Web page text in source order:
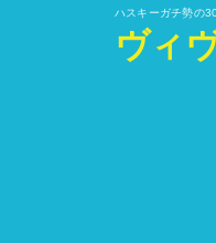
ハスキーガチ勢の
ヴィ